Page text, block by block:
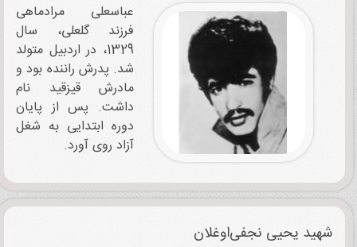
عباسعلی مرادماهی
فرزند گلعلی، سال
1329، در اردبیل متولد
شد. پدرش راننده بود و
مادرش قیزقید نام
داشت. پس از پایان
دوره ابتدایی به شغل
آزاد روی ‌آورد.
شهید یحیی ‌‌‌نجفی‌اوغلان